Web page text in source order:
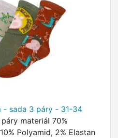
- sada 3 páry - 31-34
páry materiál 70%
Polyamid, 2% Elastan